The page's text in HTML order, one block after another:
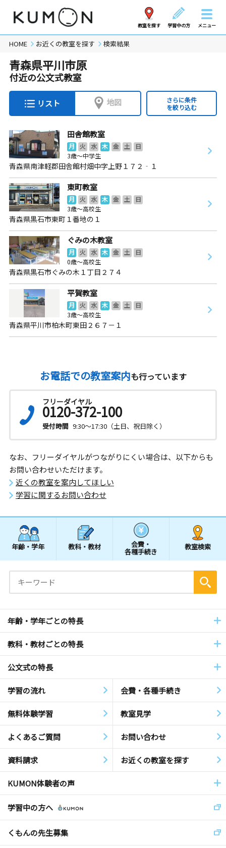
教室を探す 学習中の方 メニュー
HOME お近くの教室を探す 検索結果
青森県平川市原
付近の公文式教室
リスト 地図
さらに条件
を絞り込む
田舎館教室
月 火 水 木 金 土
日
3歳～中学生
青森県南津軽郡田舎館村畑中字上野１７２‐１
東町教室
月 火 水 木 金 土
日
3歳～高校生
青森県黒石市東町１番地の１
ぐみの木教室
月 火 水 木 金 土
日
0歳～高校生
青森県黒石市ぐみの木１丁目２７４
平賀教室
月 火 水 木 金 土
日
3歳～高校生
青森県平川市柏木町東田２６７－１
お電話での教室案内も行っています
フリーダイヤル
0120-372-100
受付時間 9:30～17:30（土日、祝日除く）
なお、フリーダイヤルがつながりにくい場合は、以下からも
お問い合わせいただけます。
近くの教室を案内してほしい
学習に関するお問い合わせ
年齢・学年 教科・教材 会費・
各種手続き
教室検索
年齢・学年ごとの特長
教科・教材ごとの特長
公文式の特長
学習の流れ 会費・各種手続き
無料体験学習 教室見学
よくあるご質問 お問い合わせ
資料請求 お近くの教室を探す
KUMON体験者の声
学習中の方へ
くもんの先生募集